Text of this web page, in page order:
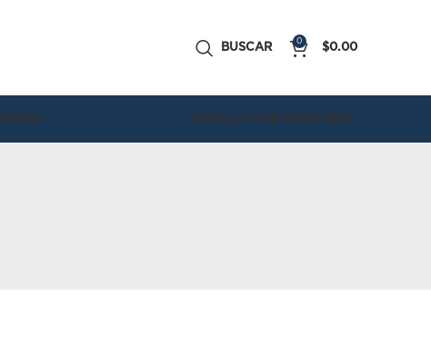
BUSCAR
0
$0.00
AYUDA TRABAJÁ CON NOSOTROS